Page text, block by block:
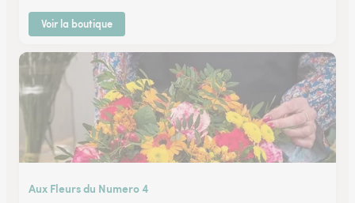
Voir la boutique
Aux Fleurs du Numero 4